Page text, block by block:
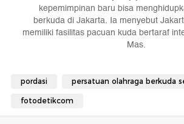
kepemimpinan baru bisa
berkuda di Jakarta. Ia menyebut
memiliki fasilitas pacuan kuda bertaraf
Mas.
pordasi persatuan olahraga berkuda
fotodetikcom